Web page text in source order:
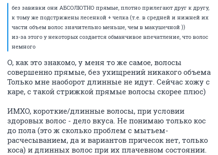
без завивки они АБСОЛЮТНО прямые, плотно прилегают друг к другу,
к тому же подстрижены лесенкой + челка (т.е. в средней и нижней их
части объем волос значительно меньше, чем в макушечной ))
из-за этого у некоторых создается обманчивое впечатление, что волос
немного
О, как это знакомо, у меня то же самое, волосы
совершенно прямые, без ухищрений никакого объема
Только мне наоборот длинные не идут. Сейчас хожу с
каре, с такой стрижкой прямые волосы скорее плюс)
ИМХО, короткие/длинные волосы, при условии
здоровых волос - дело вкуса. Не понимаю только кос
до пола (это ж сколько проблем с мытьем-
расчесыванием, да и вариантов причесок нет, только
коса) и длинных волос при их плачевном состоянии.